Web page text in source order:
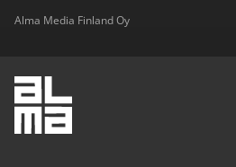
Alma Media Finland Oy